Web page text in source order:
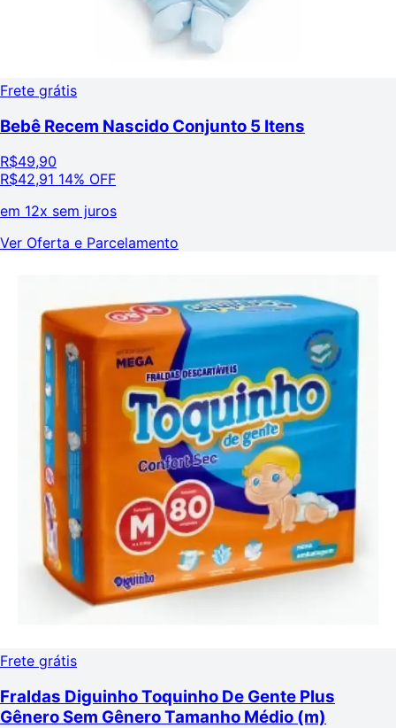
Frete grátis
Bebê Recem Nascido Conjunto 5 Itens
R$49,90
R$42,91 14% OFF
em 12x sem juros
Ver Oferta e Parcelamento
Frete grátis
Fraldas Diguinho Toquinho De Gente Plus
Gênero Sem Gênero Tamanho Médio (m)